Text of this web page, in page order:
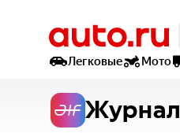
Легковые
Мото
Журнал